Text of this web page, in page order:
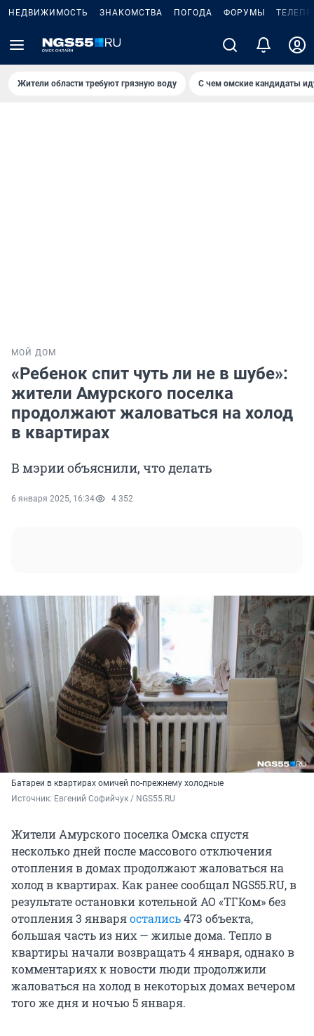
НЕДВИЖИМОСТЬ ЗНАКОМСТВА ПОГОДА ФОРУМЫ
Жители области требуют грязную воду С чем омские кандидаты
МОЙ ДОМ
«Ребенок спит чуть ли не в шубе»:
жители Амурского поселка
продолжают жаловаться на холод
в квартирах
В мэрии объяснили, что делать
6 января 2025, 16:34 4 352
Батареи в квартирах омичей по-прежнему холодные
Источник: Евгений Софийчук / NGS55.RU
Жители Амурского поселка Омска спустя
несколько дней после массового отключения
отопления в домах продолжают жаловаться на
холод в квартирах. Как ранее сообщал NGS55.RU, в
результате остановки котельной АО «ТГКом» без
отопления 3 январяостались473 объекта,
большая часть из них — жилые дома. Тепло в
квартиры начали возвращать 4 января, однако в
комментариях к новости люди продолжили
жаловаться на холод в некоторых домах вечером
того же дня и ночью 5 января.